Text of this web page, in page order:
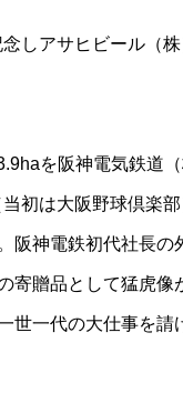
しアサヒビール（
を阪神電気鉄道
初は大阪野球倶楽
阪神電鉄初代社長
寄贈品として猛虎
一代の大仕事を請